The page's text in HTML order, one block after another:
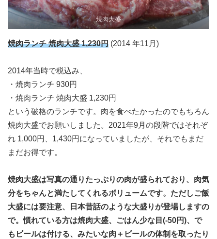
焼肉大盛
焼肉ランチ 焼肉大盛 1,230円 (2014 年11月)
2014年当時で税込み、
・焼肉ランチ 930円
・焼肉ランチ 焼肉大盛 1,230円
という破格のランチです。肉を食べたかったのでもちろん
焼肉大盛でお願いしました。2021年9月の段階ではそれぞ
れ 1,000円、1,430円になっていましたが、それでもまだ
まだお得です。
焼肉大盛は写真の通りたっぷりの肉が盛られており、肉気
分をちゃんと満たしてくれるボリュームです。ただしご飯
大盛には要注意、日本昔話のような大盛りが登場しますの
で。慣れている方は焼肉大盛、ごはん少な目(-50円)、で
もビールは付ける、みたいな肉＋ビールの体制を取ったり